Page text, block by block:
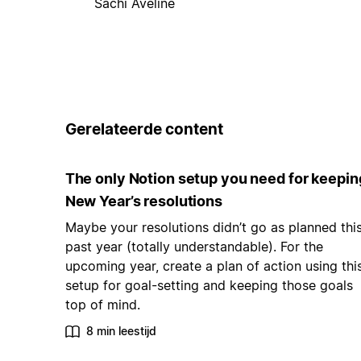
Gerelateerde content
The only Notion setup you need for
New Year’s resolutions
Maybe your resolutions didn’t go as planned
past year (totally understandable). For the
upcoming year, create a plan of action using
setup for goal-setting and keeping those goals
top of mind.
8 min leestijd